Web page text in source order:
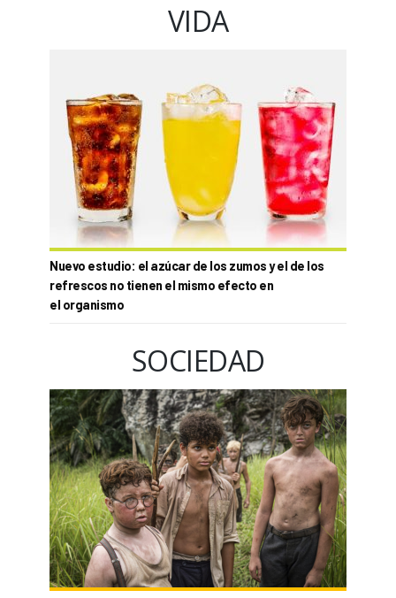
VIDA
Nuevo estudio: el azúcar de los zumos y el de los
refrescos no tienen el mismo efecto en
el organismo
SOCIEDAD